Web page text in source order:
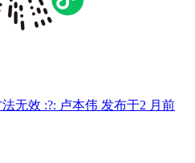
无效 :?: 卢本伟 发布于2 月前